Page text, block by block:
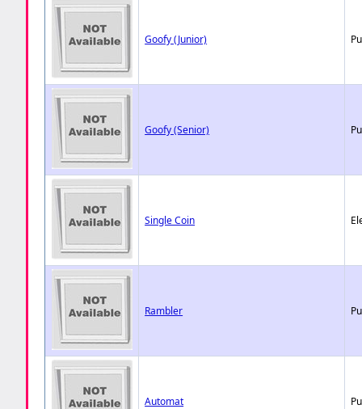
Goofy (Junior)
Goofy (Senior)
Single Coin
Rambler
Automat